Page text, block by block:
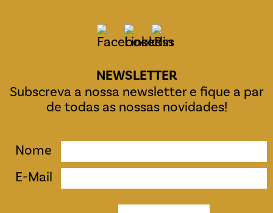
NEWSLETTER
Subscreva a nossa newsletter e fique a par
de todas as nossas novidades!
Nome
E-Mail